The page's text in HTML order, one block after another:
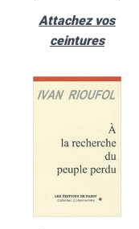
Attachez vos
ceintures